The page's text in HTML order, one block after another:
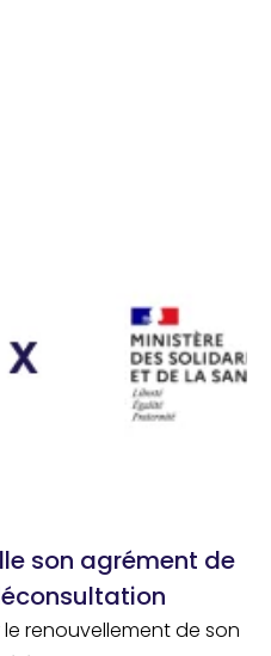
son agrément de
le renouvellement de son